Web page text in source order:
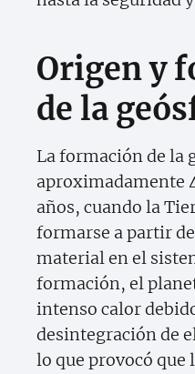
Origen y
de la
La formación de la
aproximadamente
años, cuando la
formarse a partir
material en el
formación, el
intenso calor
desintegración de
lo que provocó que